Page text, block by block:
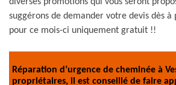
suggérons de demander votre devis dès à
pour ce mois-ci uniquement gratuit !!
Réparation d’urgence de cheminée à
propriétaires, il est conseillé de faire